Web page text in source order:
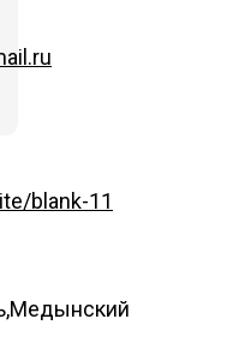
blank-11